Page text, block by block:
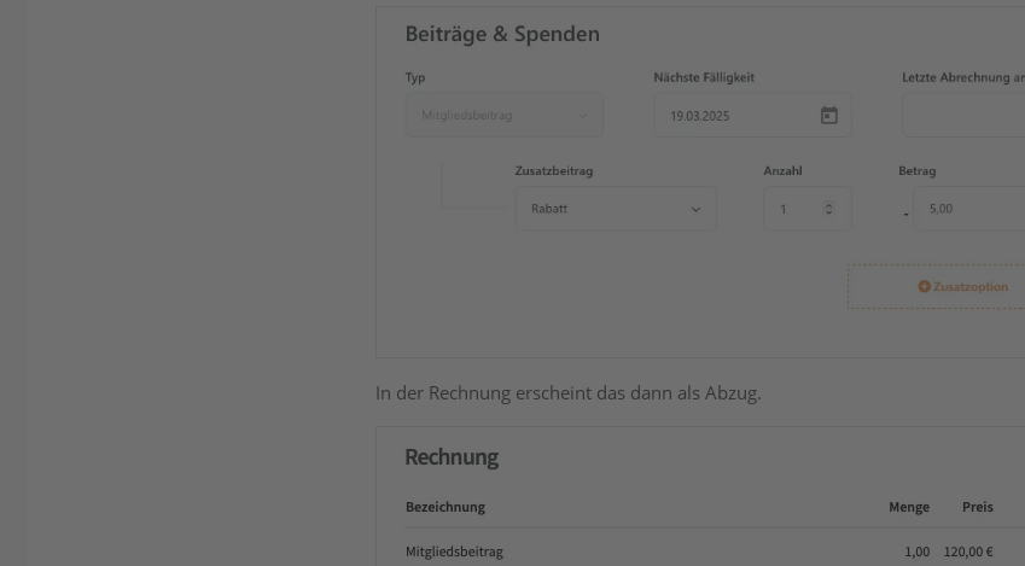
In der Rechnung erscheint das dann als Abzug.